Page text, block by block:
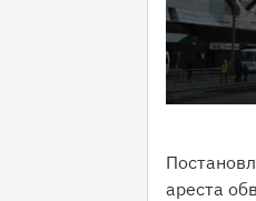
ареста